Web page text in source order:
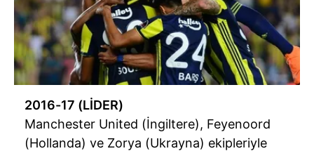
2016-17 (LİDER)
Manchester United (İngiltere), Feyenoord
(Hollanda) ve Zorya (Ukrayna) ekipleriyle